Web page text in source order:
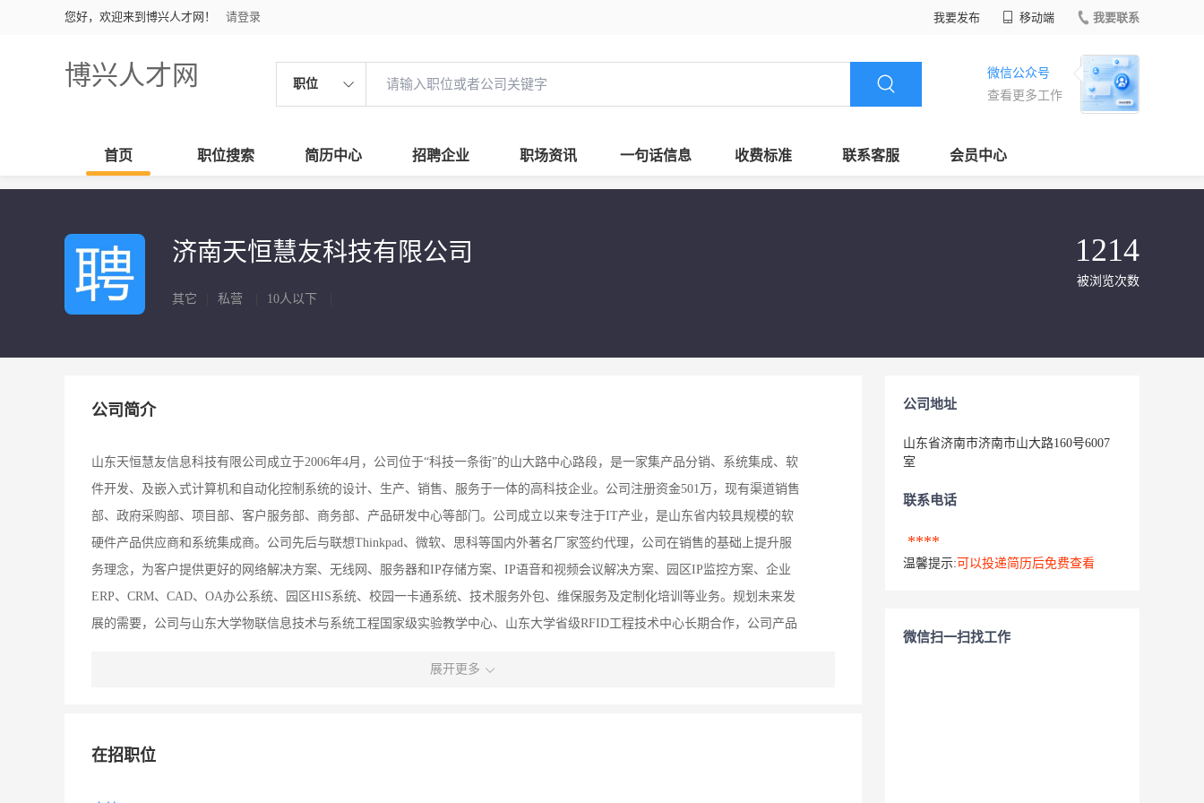
您好，欢迎来到博兴人才网！ 请登录 我要发布 移动端 我要联系
博兴人才网 职位
微信公众号
查看更多工作
首页 职位搜索 简历中心 招聘企业 职场资讯 一句话信息 收费标准 联系客服 会员中心
济南天恒慧友科技有限公司
其它 私营 10人以下
1214
被浏览次数
公司简介
山东天恒慧友信息科技有限公司成立于2006年4月，公司位于“科技一条街”的山大路中心路段，是一家集产品分销、系统集成、软
件开发、及嵌入式计算机和自动化控制系统的设计、生产、销售、服务于一体的高科技企业。公司注册资金501万，现有渠道销售
部、政府采购部、项目部、客户服务部、商务部、产品研发中心等部门。公司成立以来专注于IT产业，是山东省内较具规模的软
硬件产品供应商和系统集成商。公司先后与联想Thinkpad、微软、思科等国内外著名厂家签约代理，公司在销售的基础上提升服
务理念，为客户提供更好的网络解决方案、无线网、服务器和IP存储方案、IP语音和视频会议解决方案、园区IP监控方案、企业
ERP、CRM、CAD、OA办公系统、园区HIS系统、校园一卡通系统、技术服务外包、维保服务及定制化培训等业务。规划未来发
展的需要，公司与山东大学物联信息技术与系统工程国家级实验教学中心、山东大学省级RFID工程技术中心长期合作，公司产品
从事物联网行业有关软件开发，先后承担了基于物联网的枣庄市公安局电动车防盗系统，基于物联网的农业排灌计量系统……在
——以人为本、立诚守信、言真行实；和谐——同心同德、团结协作、营造和谐；创新——精益求精、与时俱进、开拓创新；共
展开更多
在招职位
公司地址
山东省济南市济南市山大路160号6007
室
联系电话
****
温馨提示: 可以投递简历后免费查看
微信扫一扫找工作